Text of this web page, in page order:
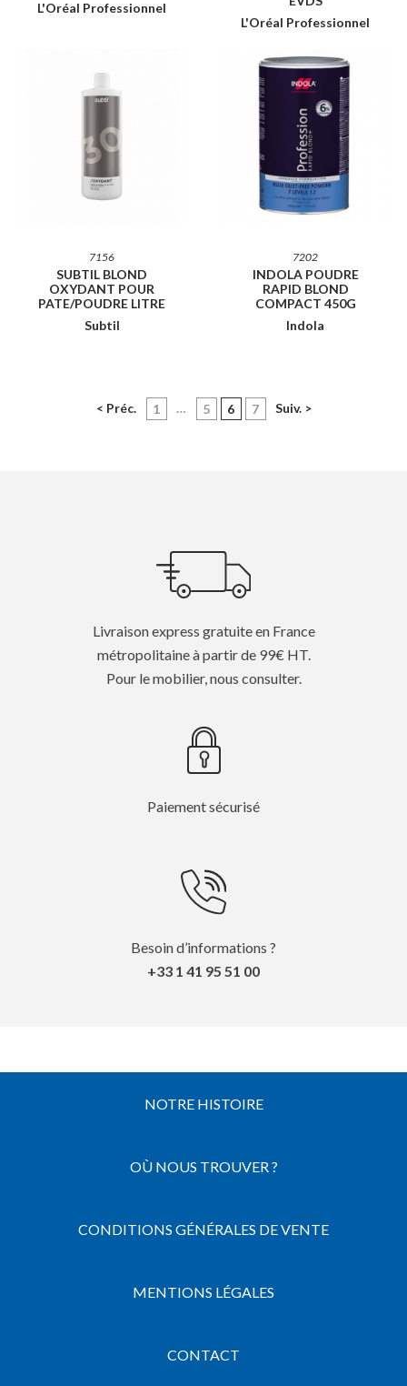
L'Oréal Professionnel
L'Oréal Professionnel
7156
SUBTIL BLOND
OXYDANT POUR
PATE/POUDRE LITRE
Subtil
7202
INDOLA POUDRE
RAPID BLOND
COMPACT 450G
Indola
< Préc. 1 … 5 6(current)
7 Suiv. >
Livraison express gratuite en France
métropolitaine à partir de 99€ HT.
Pour le mobilier, nous consulter.
Paiement sécurisé
Besoin d’informations ?
+33 1 41 95 51 00
NOTRE HISTOIRE
OÙ NOUS TROUVER ?
CONDITIONS GÉNÉRALES DE VENTE
MENTIONS LÉGALES
CONTACT